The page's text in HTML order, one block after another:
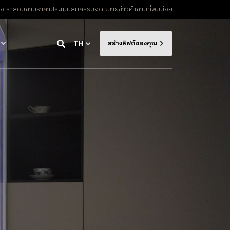
ราสอบถามราคาประเมินสมัครรับจดหมายข่าวคําถามที่พบบ่อย
TH สร้างลิฟต์ของคุณ